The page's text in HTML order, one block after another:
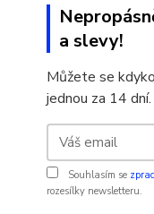
a slevy!
Můžete se
jednou za 14 dní.
Souhlasím se
rozesílky newsletteru.